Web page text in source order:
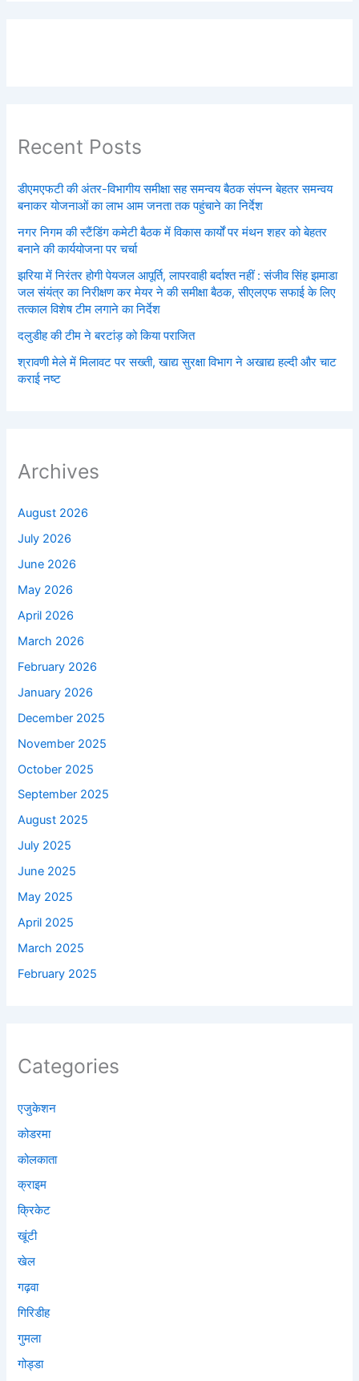
Recent Posts
डीएमएफटी की अंतर-विभागीय समीक्षा सह समन्वय बैठक संपन्न बेहतर समन्वय
बनाकर योजनाओं का लाभ आम जनता तक पहुंचाने का निर्देश
नगर निगम की स्टैंडिंग कमेटी बैठक में विकास कार्यों पर मंथन शहर को बेहतर
बनाने की कार्ययोजना पर चर्चा
झरिया में निरंतर होगी पेयजल आपूर्ति, लापरवाही बर्दाश्त नहीं : संजीव सिंह झमाडा
जल संयंत्र का निरीक्षण कर मेयर ने की समीक्षा बैठक, सीएलएफ सफाई के लिए
तत्काल विशेष टीम लगाने का निर्देश
दलुडीह की टीम ने बरटांड़ को किया पराजित
श्रावणी मेले में मिलावट पर सख्ती, खाद्य सुरक्षा विभाग ने अखाद्य हल्दी और चाट
कराई नष्ट
Archives
August 2026
July 2026
June 2026
May 2026
April 2026
March 2026
February 2026
January 2026
December 2025
November 2025
October 2025
September 2025
August 2025
July 2025
June 2025
May 2025
April 2025
March 2025
February 2025
Categories
एजुकेशन
कोडरमा
कोलकाता
क्राइम
क्रिकेट
खूंटी
खेल
गढ़वा
गिरिडीह
गुमला
गोड्डा